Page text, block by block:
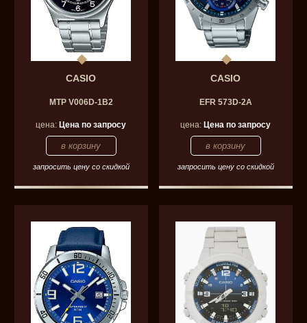
CASIO
MTP V006D-1B2
цена: Цена по запросу
запросить цену со скидкой
CASIO
EFR 573D-2A
цена: Цена по запросу
запросить цену со скидкой